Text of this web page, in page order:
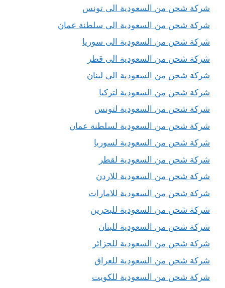
شركة شحن من السعودية الى تونس
شركة شحن من السعودية الى سلطنة عمان
شركة شحن من السعودية الى سوريا
شركة شحن من السعودية الى قطر
شركة شحن من السعودية الى لبنان
شركة شحن من السعودية لتركيا
شركة شحن من السعودية لتونس
شركة شحن من السعودية لسلطنة عمان
شركة شحن من السعودية لسوريا
شركة شحن من السعودية لقطر
شركة شحن من السعودية للاردن
شركة شحن من السعودية للامارات
شركة شحن من السعودية للبحرين
شركة شحن من السعودية للبنان
شركة شحن من السعودية للجزائر
شركة شحن من السعودية للعراق
شركة شحن من السعودية للكويت